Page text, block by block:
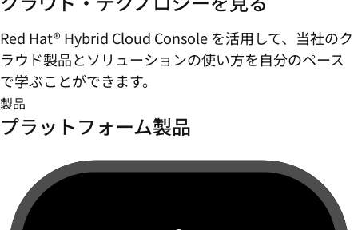
Red Hat® Hybrid Cloud Console を活用して、当社のク
ラウド製品とソリューションの使い方を自分のペース
で学ぶことができます。
製品
プラットフォーム製品